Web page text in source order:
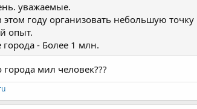
уважаемые.
этом году организовать небольшую
опыт.
города - Более 1 млн.
города мил человек???